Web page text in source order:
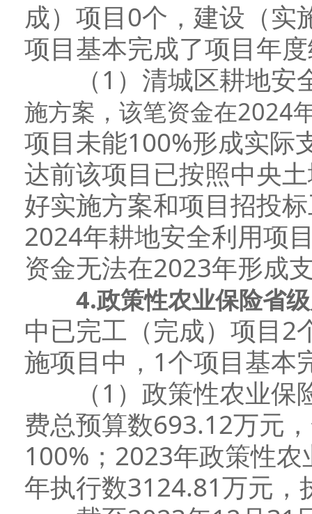
成）项目0个，建设（实
项目基本完成了项目年
（1）清城区耕地安
施方案，该笔资金在2024
项目未能100%形成实际
达前该项目已按照中央
好实施方案和项目招投
2024年耕地安全利用项
资金无法在2023年形成
4.政策性农业保险省级
中已完工（完成）项目2
施项目中，1个项目基本
（1）政策性农业保
费总预算数693.12万元
100%；2023年政策性
年执行数3124.81万元，